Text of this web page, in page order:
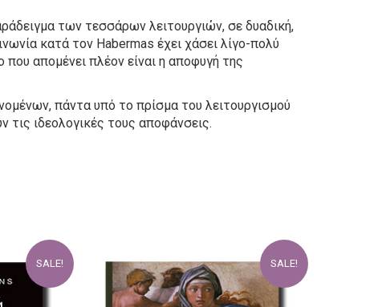
των τεσσάρων λειτουργιών, σε δυαδική,
κατά τον Habermas έχει χάσει λίγο-πολύ
απομένει πλέον είναι η αποφυγή της
πάντα υπό το πρίσμα του λειτουργισμού
ιδεολογικές τους αποφάνσεις.
SALE! SALE!